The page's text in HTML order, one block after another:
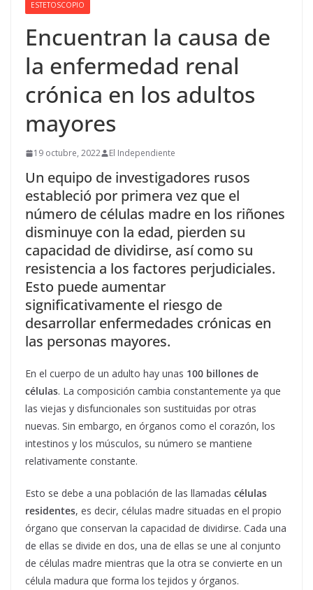
ESTETOSCOPIO
Encuentran la causa de
la enfermedad renal
crónica en los adultos
mayores
19 octubre, 2022 El Independiente
Un equipo de investigadores rusos
estableció por primera vez que el
número de células madre en los riñones
disminuye con la edad, pierden su
capacidad de dividirse, así como su
resistencia a los factores perjudiciales.
Esto puede aumentar
significativamente el riesgo de
desarrollar enfermedades crónicas en
las personas mayores.
En el cuerpo de un adulto hay unas 100 billones de
células. La composición cambia constantemente ya que
las viejas y disfuncionales son sustituidas por otras
nuevas. Sin embargo, en órganos como el corazón, los
intestinos y los músculos, su número se mantiene
relativamente constante.
Esto se debe a una población de las llamadas células
residentes, es decir, células madre situadas en el propio
órgano que conservan la capacidad de dividirse. Cada una
de ellas se divide en dos, una de ellas se une al conjunto
de células madre mientras que la otra se convierte en un
célula madura que forma los tejidos y órganos.